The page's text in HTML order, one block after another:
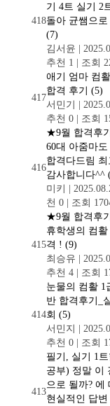
418
기 4트 실기 2
돌아 균쌤으로
(7)
김서윤 |
추천 1 | 조회
417
애기 엄마 컴
합격 후기 (5)
서민기 |
추천 0 | 조회
416
★9월 합격후
60대 아줌마도
합격다드림 최
감사합니다^^
미키 |
천 0 | 조회
415
★9월 합격후
휴학생의 컴활
격 ! (9)
최승유 |
추천 4 | 조회
414
눈물의 컴활 1
반 합격후기_
회 (5)
서민지 |
추천 0 | 조회
413
필기, 실기 1
공부) 정말 이
으로 될까? 에
현실적인 답변